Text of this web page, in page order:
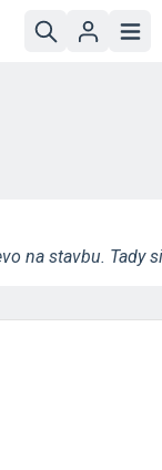
na stavbu. Tady